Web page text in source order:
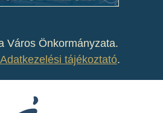
Város Önkormányzata.
Adatkezelési tájékoztató.